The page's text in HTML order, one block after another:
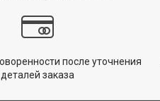
после уточнения
деталей заказа